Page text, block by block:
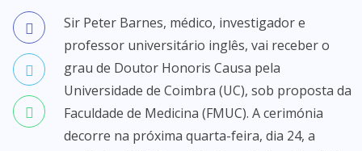
Sir Peter Barnes, médico, investigador e
professor universitário inglês, vai receber o
grau de Doutor Honoris Causa pela
Universidade de Coimbra (UC), sob proposta da
Faculdade de Medicina (FMUC). A cerimónia
decorre na próxima quarta-feira, dia 24, a